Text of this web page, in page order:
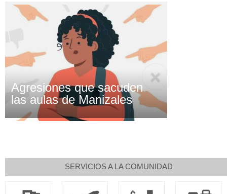
Agresiones que sacuden
las aulas de Manizales
SERVICIOS A LA COMUNIDAD